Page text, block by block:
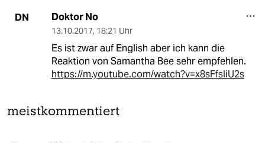
DN Doktor No
13.10.2017, 18:21 Uhr
Es ist zwar auf English aber ich kann die
Reaktion von Samantha Bee sehr empfehlen.
https://m.youtube.com/watch?v=x8sFfsIiU2s
meistkommentiert